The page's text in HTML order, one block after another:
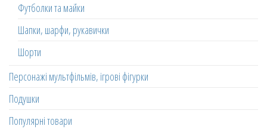
Футболки та майки
Шапки, шарфи, рукавички
Шорти
Персонажі мультфільмів, ігрові фігурки
Подушки
Популярні товари